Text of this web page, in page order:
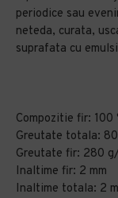
periodice sau
neteda, curata,
suprafata cu
Compozitie fir: 100
Greutate totala:
Greutate fir: 280
Inaltime fir: 2 mm
Inaltime totala: 2